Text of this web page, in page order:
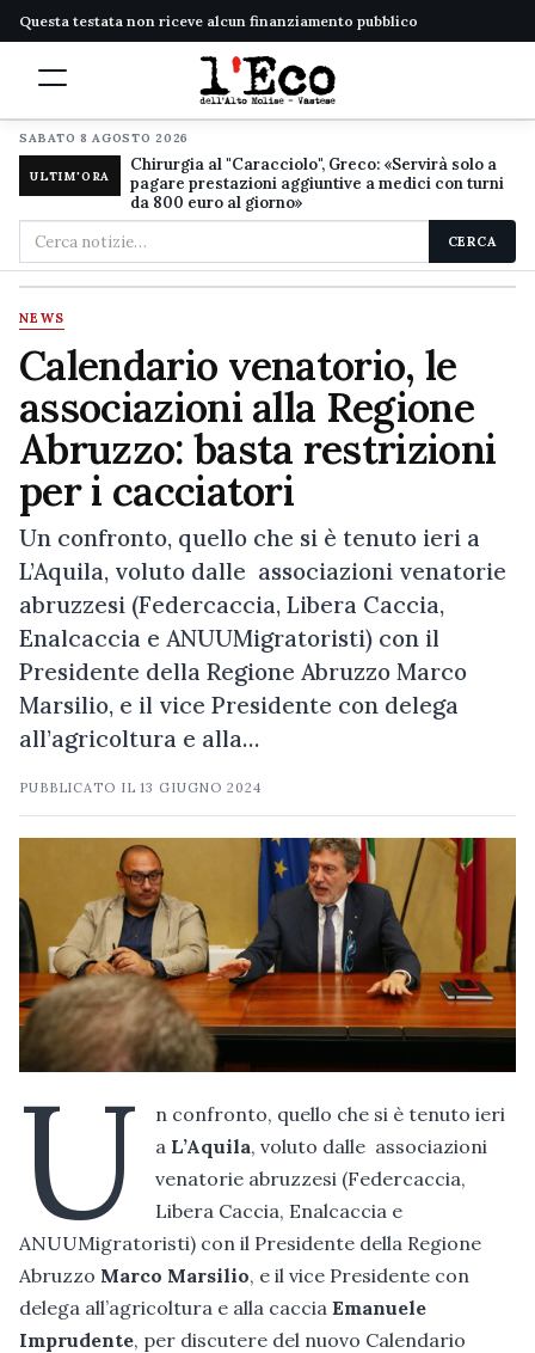
Questa testata non riceve alcun finanziamento pubblico
SABATO 8 AGOSTO 2026
ULTIM'ORA
Chirurgia al "Caracciolo", Greco: «Servirà solo a
pagare prestazioni aggiuntive a medici con turni
da 800 euro al giorno»
Cerca
nel
sito
CERCA
NEWS
Calendario venatorio, le
associazioni alla Regione
Abruzzo: basta restrizioni
per i cacciatori
Un confronto, quello che si è tenuto ieri a
L’Aquila, voluto dalle associazioni venatorie
abruzzesi (Federcaccia, Libera Caccia,
Enalcaccia e ANUUMigratoristi) con il
Presidente della Regione Abruzzo Marco
Marsilio, e il vice Presidente con delega
all’agricoltura e alla…
PUBBLICATO IL13 GIUGNO 2024
U
n confronto, quello che si è tenuto ieri
a L’Aquila, voluto dalle associazioni
venatorie abruzzesi (Federcaccia,
Libera Caccia, Enalcaccia e
ANUUMigratoristi) con il Presidente della Regione
Abruzzo Marco Marsilio, e il vice Presidente con
delega all’agricoltura e alla caccia Emanuele
Imprudente, per discutere del nuovo Calendario